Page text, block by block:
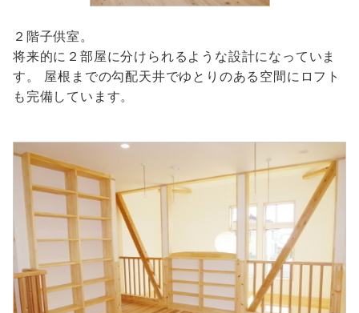
２階子供室。
将来的に２部屋に分けられるような設計になっていま
す。 屋根までの勾配天井でゆとりのある空間にロフト
も完備しています。